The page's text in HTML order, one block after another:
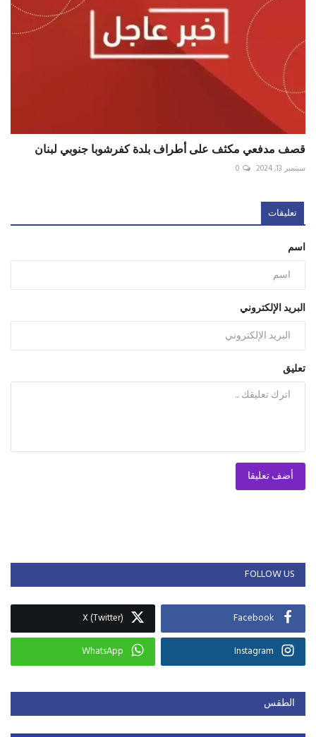
قصف مدفعي مكثف على أطراف بلدة كفرشوبا جنوبي لبنان
سبتمبر 13, 2024 0
تعليقات
اسم
البريد الإلكتروني
تعليق
أضف تعليقا
FOLLOW US
Facebook
X (Twitter)
Instagram
WhatsApp
الطقس